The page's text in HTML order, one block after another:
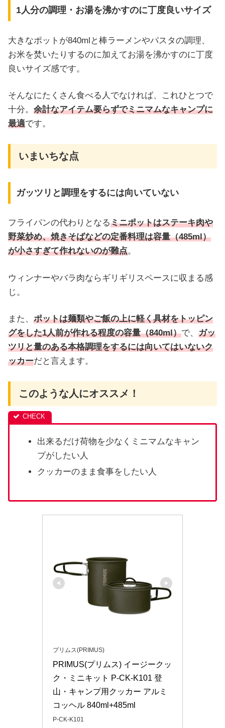
1人分の調理・お湯を沸かすのに丁度良いサイズ
大きなポットが840mlと棒ラーメンやパスタの調理、
お米を焚いたりするのに加えてお湯を沸かすのに丁度
良いサイズ感です。
そんなにたくさん食べる人でなければ、これひとつで
十分。 余計なアイテム要らずでミニマムなキャンプに
最適です。
いまいちな点
ガッツリと調理をするには向いていない
フライパンの代わりとなるミニポットはステーキ肉や
野菜炒め、焼きそばなどの定番料理は容量（485ml）
が小さすぎて作れないのが難点。
ウィンナーやバラ肉ならギリギリスペースに収まる感
じ。
また、 ポットは麺類やご飯の上に軽く具材をトッピン
グをした1人前が作れる程度の容量（840ml）で、 ガッ
ツリと量のある本格調理をするには向いてはいないク
ッカーだと言えます。
このような人にオススメ！
出来るだけ荷物を少なくミニマムなキャン
プがしたい人
クッカーのまま食事をしたい人
プリムス(PRIMUS)
PRIMUS(プリムス) イージークッ
ク・ミニキット P-CK-K101 登
山・キャンプ用クッカー アルミ
コッヘル 840ml+485ml
P-CK-K101